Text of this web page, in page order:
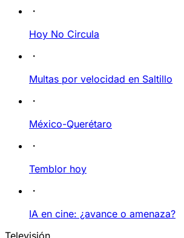
Hoy No Circula
Multas por velocidad en Saltillo
México-Querétaro
Temblor hoy
IA en cine: ¿avance o amenaza?
Televisión